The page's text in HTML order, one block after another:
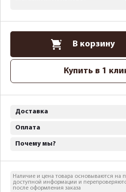
В корзину
Купить в 1
Доставка
Оплата
Почему мы?
Наличие и цена товара основываются на
доступной информации и
после оформления заказа